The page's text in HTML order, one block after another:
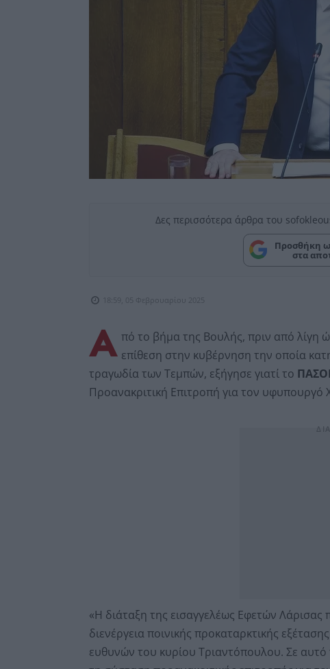
Δες περισσότερα άρθρα του
Προσθήκη
στα
18:59, 05 Φεβρουαρίου 2025
Α πό το βήμα της Βουλής, πριν από λίγη
επίθεση στην κυβέρνηση την οποία
τραγωδία των Τεμπών, εξήγησε γιατί το
Προανακριτική Επιτροπή για τον υφυπουργό
«Η διάταξη της εισαγγελέως Εφετών Λάρισας
διενέργεια ποινικής προκαταρκτικής
ευθυνών του κυρίου Τριαντόπουλου. Σε αυτό